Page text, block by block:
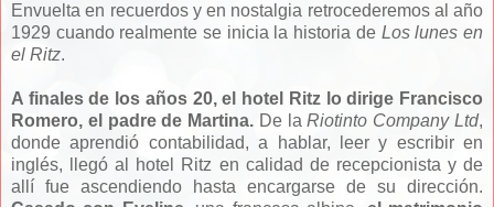
Envuelta en recuerdos y en nostalgia retrocederemos al año
1929 cuando realmente se inicia la historia de Los lunes en
el Ritz.
A finales de los años 20, el hotel Ritz lo dirige Francisco
Romero, el padre de Martina. De laRiotinto Company Ltd,
donde aprendió contabilidad, a hablar, leer y escribir en
inglés, llegó al hotel Ritz en calidad de recepcionista y de
allí fue ascendiendo hasta encargarse de su dirección.